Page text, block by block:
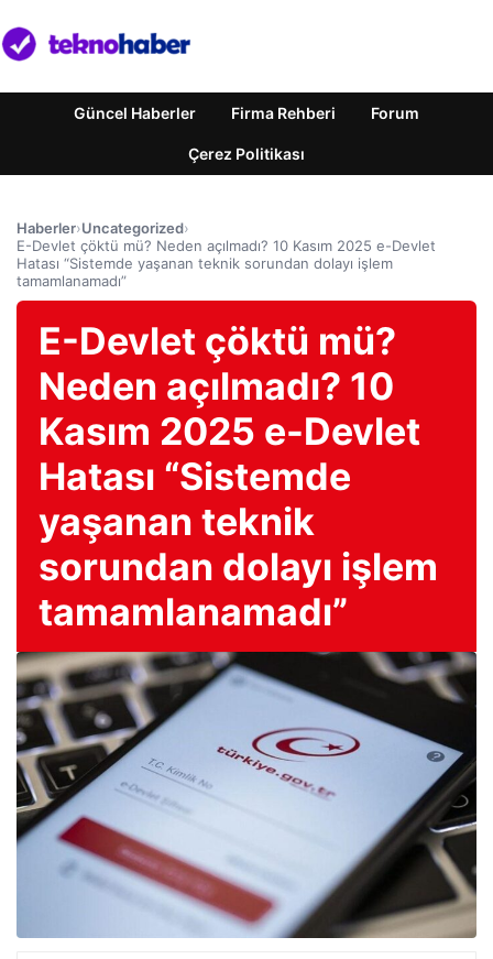
Güncel Haberler Firma Rehberi Forum
Çerez Politikası
Haberler›Uncategorized›
E-Devlet çöktü mü? Neden açılmadı? 10 Kasım 2025 e-Devlet
Hatası “Sistemde yaşanan teknik sorundan dolayı işlem
tamamlanamadı”
E-Devlet çöktü mü?
Neden açılmadı? 10
Kasım 2025 e-Devlet
Hatası “Sistemde
yaşanan teknik
sorundan dolayı işlem
tamamlanamadı”